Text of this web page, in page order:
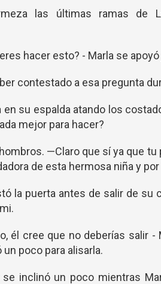
las últimas ramas de
hacer esto? - Marla se
contestado a esa pregunta
su espalda atando los
mejor para hacer?
—Claro que sí ya que
de esta hermosa niña y
la puerta antes de salir de su
él cree que no deberías salir -
poco para alisarla.
inclinó un poco mientras